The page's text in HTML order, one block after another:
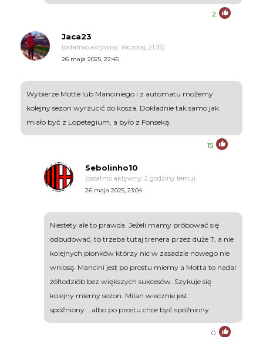
2
Jaca23
(ostatnio aktywny: Wczoraj, 21:35)
26 maja 2025, 22:45
Wybierze Motte lub Manciniego i z automatu możemy
kolejny sezon wyrzucić do kosza. Dokładnie tak samo jak
miało być z Lopetegium, a było z Fonseką.
15
Sebolinho10
(ostatnio aktywny: 2 godziny temu)
26 maja 2025, 23:04
Niestety ale to prawda. Jeżeli mamy próbować się
odbudować, to trzeba tutaj trenera przez duże T, a nie
kolejnych pionków którzy nic w zasadzie nowego nie
wniosą. Mancini jest po prostu mierny a Motta to nadal
żółtodziób bez większych sukcesów. Szykuje się
kolejny mierny sezon. Milan wiecznie jest
spóźniony....albo po prostu chce być spóźniony.
0